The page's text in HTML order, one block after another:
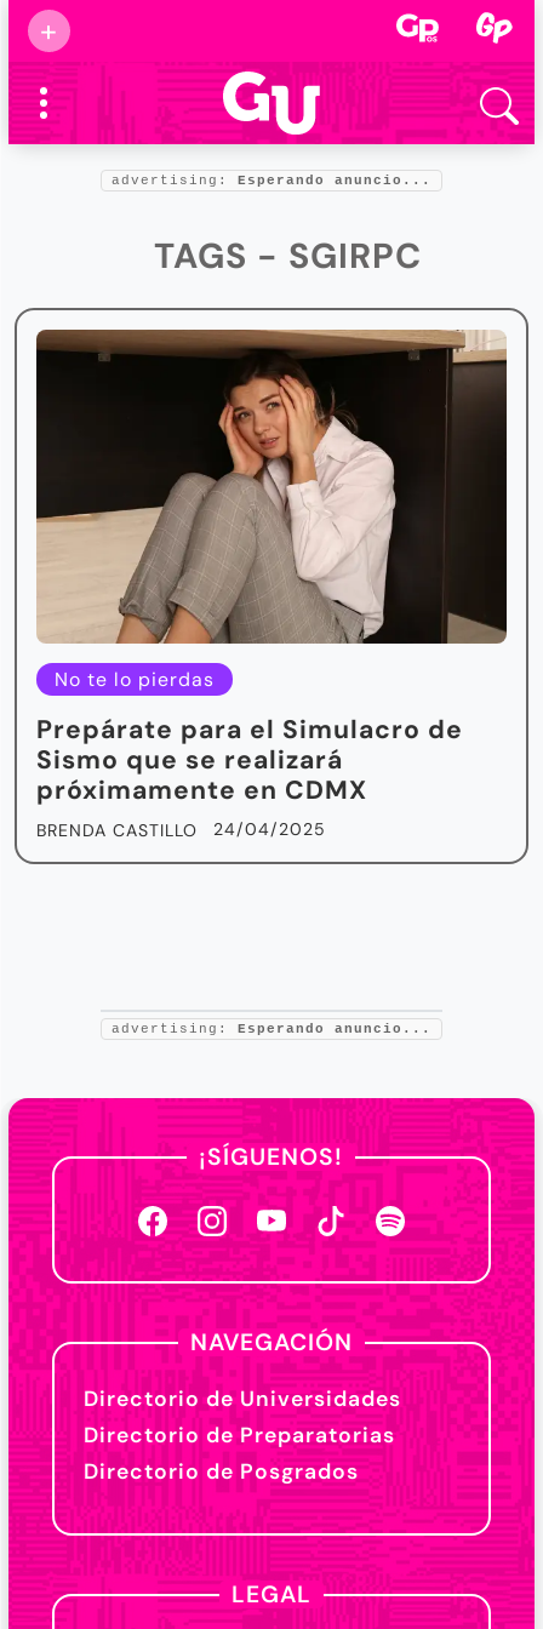
+
Supermamás
2025
Marcas de
confianza
Foro salud
advertising: Esperando anuncio...
TAGS - SGIRPC
No te lo pierdas
Prepárate para el Simulacro de
Sismo que se realizará
próximamente en CDMX
BRENDA CASTILLO 24/04/2025
advertising: Esperando anuncio...
¡SÍGUENOS!
NAVEGACIÓN
Directorio de Universidades
Directorio de Preparatorias
Directorio de Posgrados
LEGAL